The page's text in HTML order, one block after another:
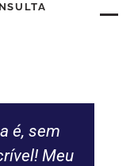
é, sem
Meu